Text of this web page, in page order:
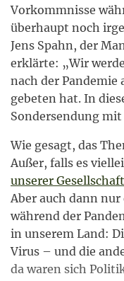
Vorkommnisse
überhaupt noch
Jens Spahn, der
erklärte: „Wir
nach der
gebeten hat. In
Sondersendung
Wie gesagt, das
Außer, falls es
unserer Gesellschaft
Aber auch dann
während der
in unserem Land:
Virus – und die
da waren sich